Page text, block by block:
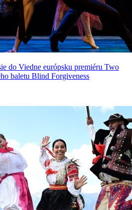
do Viedne európsku premiéru Two
baletu Blind Forgiveness